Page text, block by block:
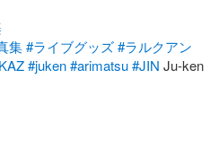
集#ライブグッズ#ラルクアン
#juken#arimatsu#JIN Ju-ken